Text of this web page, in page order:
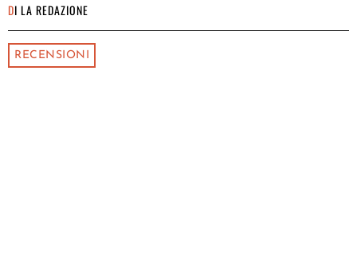
DI LA REDAZIONE
RECENSIONI